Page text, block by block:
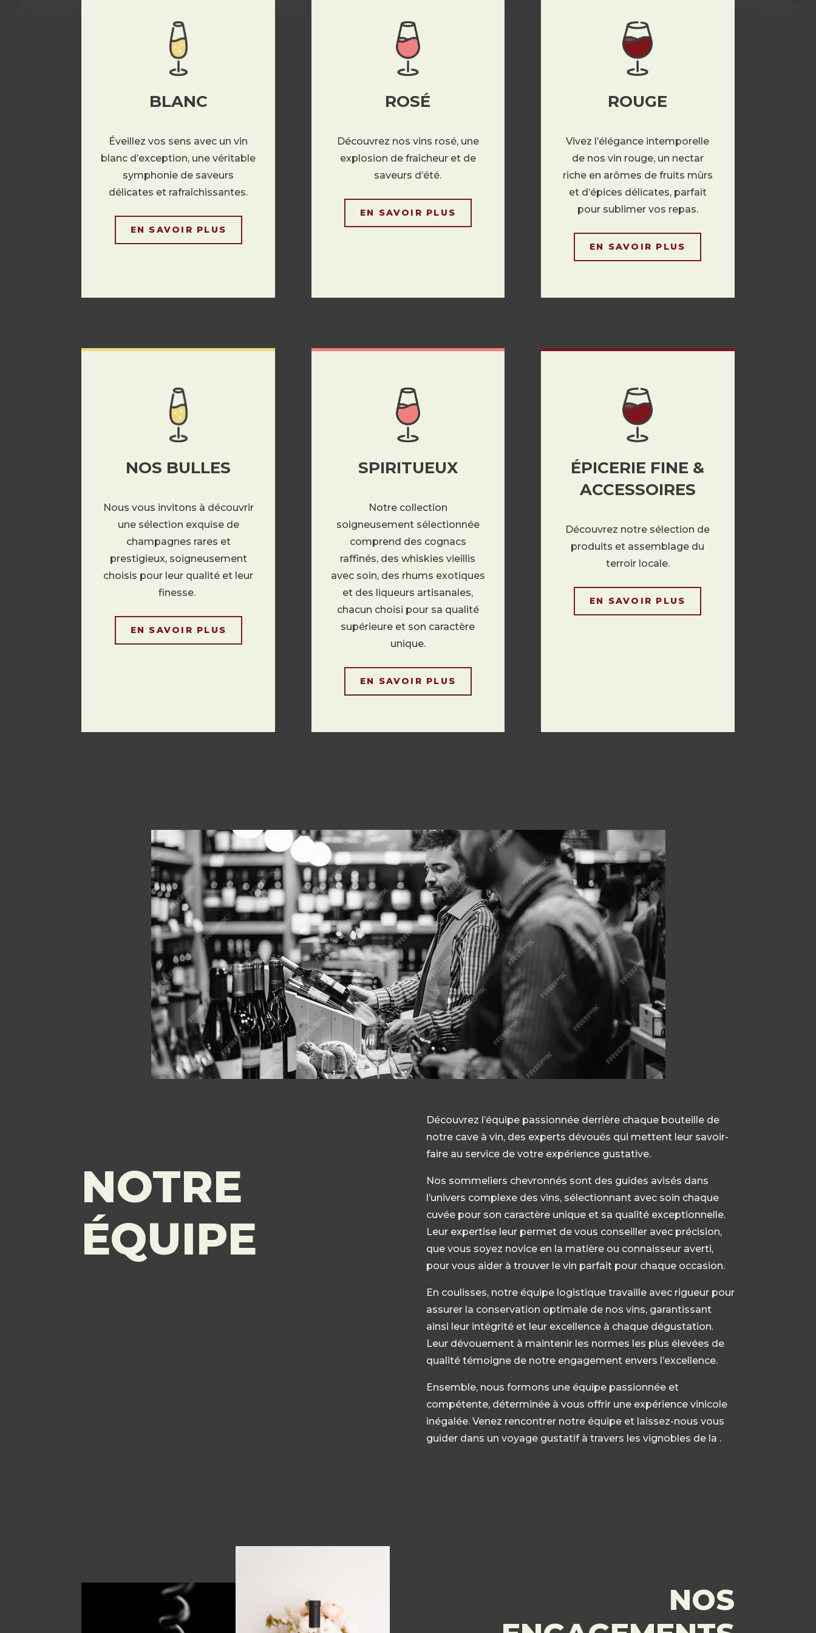
BLANC
Éveillez vos sens avec un vin
blanc d’exception, une véritable
symphonie de saveurs
délicates et rafraîchissantes.
EN SAVOIR PLUS
ROSÉ
Découvrez nos vins rosé, une
explosion de fraîcheur et de
saveurs d’été.
EN SAVOIR PLUS
ROUGE
Vivez l’élégance intemporelle
de nos vin rouge, un nectar
riche en arômes de fruits mûrs
et d’épices délicates, parfait
pour sublimer vos repas.
EN SAVOIR PLUS
NOS BULLES
Nous vous invitons à découvrir
une sélection exquise de
champagnes rares et
prestigieux, soigneusement
choisis pour leur qualité et leur
finesse.
EN SAVOIR PLUS
SPIRITUEUX
Notre collection
soigneusement sélectionnée
comprend des cognacs
raffinés, des whiskies vieillis
avec soin, des rhums exotiques
et des liqueurs artisanales,
chacun choisi pour sa qualité
supérieure et son caractère
unique.
EN SAVOIR PLUS
ÉPICERIE FINE &
ACCESSOIRES
Découvrez notre sélection de
produits et assemblage du
terroir locale.
EN SAVOIR PLUS
NOTRE
ÉQUIPE
Découvrez l’équipe passionnée derrière chaque bouteille de
notre cave à vin, des experts dévoués qui mettent leur savoir-
faire au service de votre expérience gustative.
Nos sommeliers chevronnés sont des guides avisés dans
l’univers complexe des vins, sélectionnant avec soin chaque
cuvée pour son caractère unique et sa qualité exceptionnelle.
Leur expertise leur permet de vous conseiller avec précision,
que vous soyez novice en la matière ou connaisseur averti,
pour vous aider à trouver le vin parfait pour chaque occasion.
En coulisses, notre équipe logistique travaille avec rigueur pour
assurer la conservation optimale de nos vins, garantissant
ainsi leur intégrité et leur excellence à chaque dégustation.
Leur dévouement à maintenir les normes les plus élevées de
qualité témoigne de notre engagement envers l’excellence.
Ensemble, nous formons une équipe passionnée et
compétente, déterminée à vous offrir une expérience vinicole
inégalée. Venez rencontrer notre équipe et laissez-nous vous
guider dans un voyage gustatif à travers les vignobles de la .
NOS